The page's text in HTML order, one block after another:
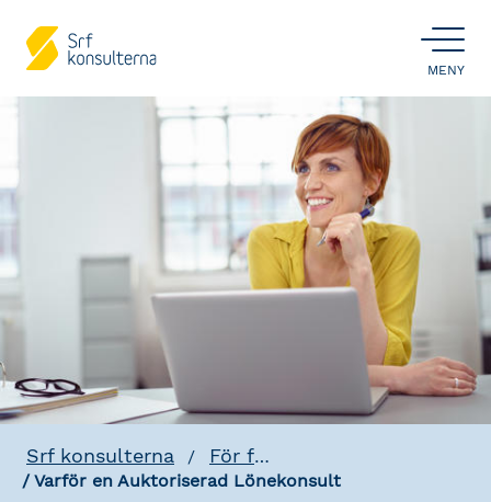
ÖPPNA
MENY
Srf konsulterna För företag
Varför en Auktoriserad Lönekonsult